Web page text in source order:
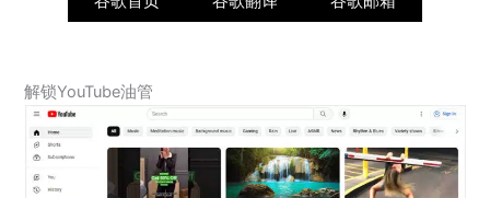
解锁YouTube油管